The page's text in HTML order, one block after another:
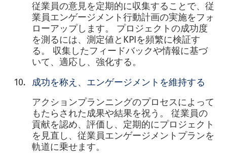
従業員の意見を定期的に収集することで、従
業員エンゲージメント行動計画の実施をフォ
ローアップします。 プロジェクトの成功度
を測るには、測定値とKPIを頻繁に検証す
る。 収集したフィードバックや情報に基づ
いて、適応し、強化する。
成功を称え、エンゲージメントを維持する
アクションプランニングのプロセスによって
もたらされた成果や結果を祝う。 従業員の
貢献を認め、評価し、定期的にプロジェクト
を見直し、従業員エンゲージメントプランを
軌道に乗せます。